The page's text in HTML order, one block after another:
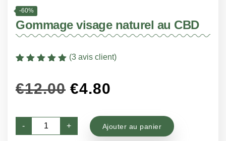
-60%
Gommage visage naturel au CBD
notation client
(3 avis client)
€12.00 Le
initial
€4.80
actuel
-
quantité
de
+ Ajouter au panier